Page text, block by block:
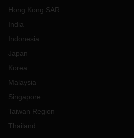
Hong Kong SAR
India
Indonesia
Japan
Korea
Malaysia
Singapore
Taiwan Region
Thailand